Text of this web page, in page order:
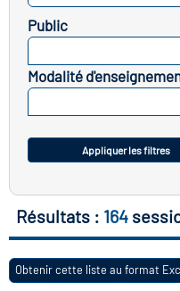
des
construction)
Public
Modalité
Appliquer les filtres
Résultats : 164
Obtenir cette liste au format